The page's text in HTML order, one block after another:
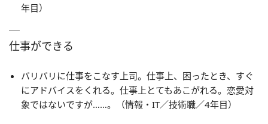
年目）
仕事ができる
バリバリに仕事をこなす上司。仕事上、困ったとき、すぐ
にアドバイスをくれる。仕事上とてもあこがれる。恋愛対
象ではないですが……。（情報・IT／技術職／4年目）